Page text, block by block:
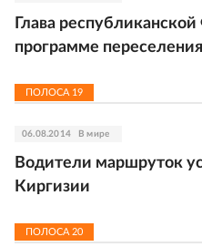
Глава
программе переселения
ПОЛОСА 19
06.08.2014 В мире
Водители маршруток
Киргизии
ПОЛОСА 20